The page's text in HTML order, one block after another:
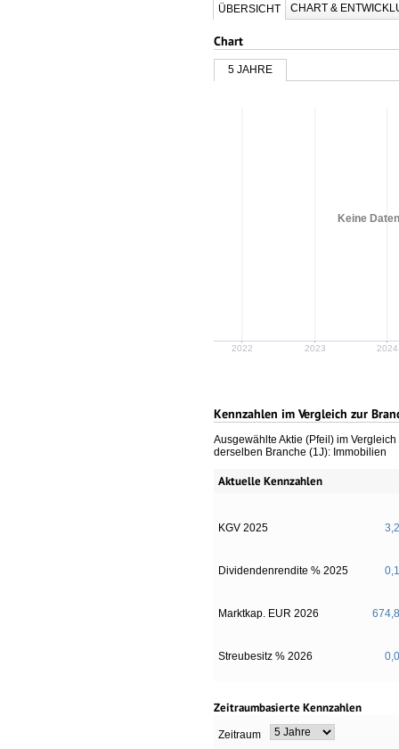
ÜBERSICHT CHART &
Chart
5 JAHRE
2022 2023 2024
Keine
Kennzahlen im Vergleich zur
Ausgewählte Aktie (Pfeil) im
derselben Branche (1J): Immobilien
Aktuelle Kennzahlen
KGV 2025
Dividendenrendite % 2025
Marktkap. EUR 2026
Streubesitz % 2026
Zeitraumbasierte Kennzahlen
Zeitraum